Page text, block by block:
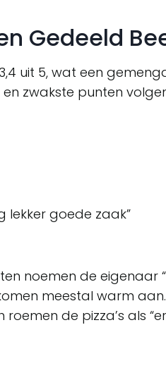
Gedeeld
uit 5, wat een
zwakste punten
lekker goede zaak”
noemen de eigenaar
meestal warm aan.
de pizza’s als